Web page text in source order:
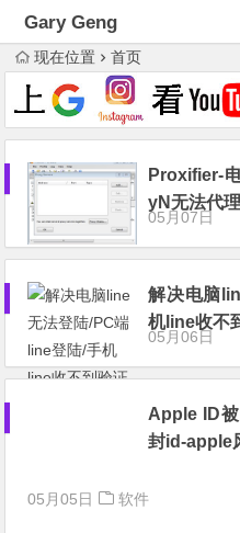
Gary Geng
现在位置 首页
Proxifier-
yN无法代
05月07日
解决电脑
机line收不
05月06日
Apple ID
封id-apple
05月05日 软件